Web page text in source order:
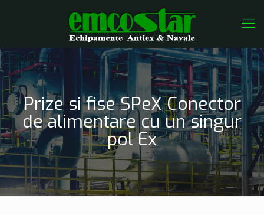
Prize si fise SPeX Conector
de alimentare cu un singur
pol Ex